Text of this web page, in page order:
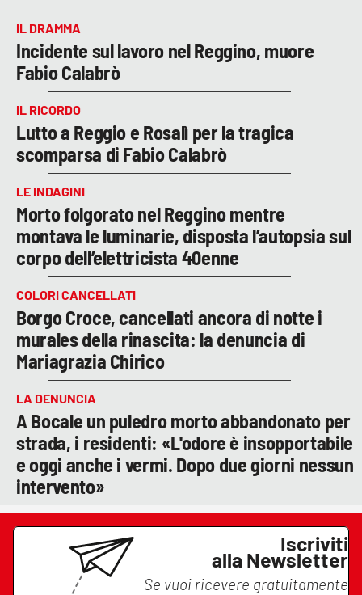
IL DRAMMA
Incidente sul lavoro nel Reggino, muore
Fabio Calabrò
IL RICORDO
Lutto a Reggio e Rosalì per la tragica
scomparsa di Fabio Calabrò
LE INDAGINI
Morto folgorato nel Reggino mentre
montava le luminarie, disposta l’autopsia sul
corpo dell’elettricista 40enne
COLORI CANCELLATI
Borgo Croce, cancellati ancora di notte i
murales della rinascita: la denuncia di
Mariagrazia Chirico
LA DENUNCIA
A Bocale un puledro morto abbandonato per
strada, i residenti: «L'odore è insopportabile
e oggi anche i vermi. Dopo due giorni nessun
intervento»
Iscriviti
alla Newsletter
Se vuoi ricevere gratuitamente